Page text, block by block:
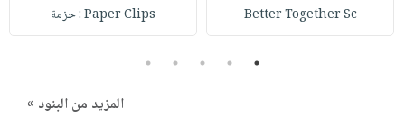
Better Together Sc Paper Clips : حزمة
1
2
3
4
5
المزيد من البنود »